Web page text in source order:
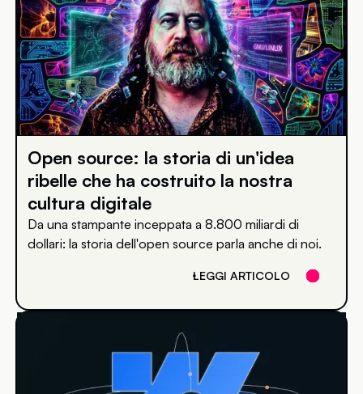
Open source: la storia di un'idea
ribelle che ha costruito la nostra
cultura digitale
Da una stampante inceppata a 8.800 miliardi di
dollari: la storia dell'open source parla anche di noi.
LEGGI ARTICOLO